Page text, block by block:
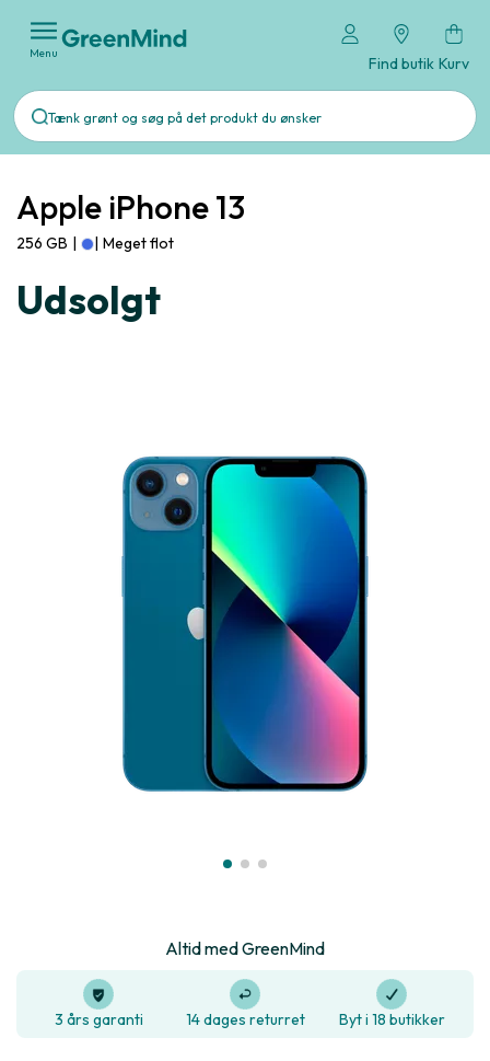
Menu
Find butik Kurv
Apple iPhone 13
256 GB | | Meget flot
Udsolgt
Altid med GreenMind
3 års garanti 14 dages returret Byt i 18 butikker